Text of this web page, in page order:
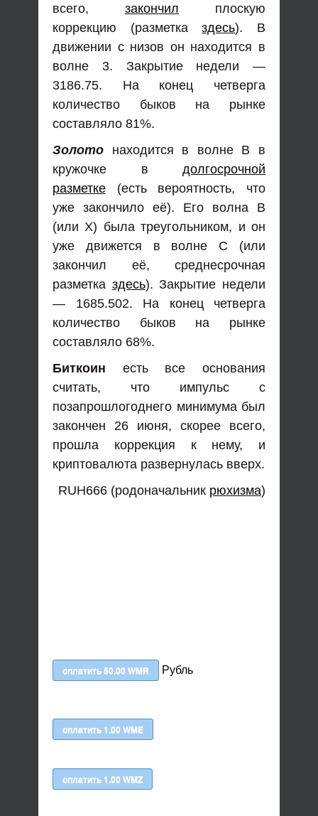
всего, закончил плоскую
коррекцию (разметказдесь). В
движении с низов он находится в
волне 3. Закрытие недели —
3186.75. На конец четверга
количество быков на рынке
составляло 81%.
Золото находится в волне В в
кружочке в долгосрочной
разметке (есть вероятность, что
уже закончило её). Его волна В
(или Х) была треугольником, и он
уже движется в волне С (или
закончил её, среднесрочная
разметка здесь). Закрытие недели
— 1685.502. На конец четверга
количество быков на рынке
составляло 68%.
Биткоин есть все основания
считать, что импульс с
позапрошлогоднего минимума был
закончен 26 июня, скорее всего,
прошла коррекция к нему, и
криптовалюта развернулась вверх.
RUH666 (родоначальник рюхизма)
Рубль